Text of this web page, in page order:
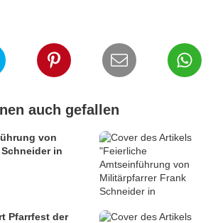
auch gefallen
von
in
Pfarrfest der